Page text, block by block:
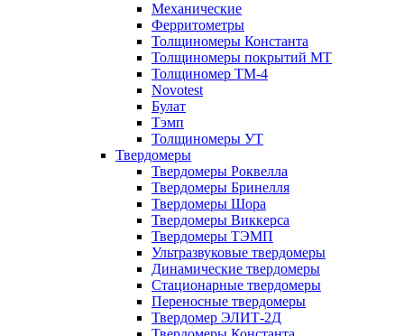
Механические
Ферритометры
Толщиномеры Константа
Толщиномеры покрытий МТ
Толщиномер ТМ-4
Novotest
Булат
Тэмп
Толщиномеры УТ
Твердомеры
Твердомеры Роквелла
Твердомеры Бринелля
Твердомеры Шора
Твердомеры Виккерса
Твердомеры ТЭМП
Ультразвуковые твердомеры
Динамические твердомеры
Стационарные твердомеры
Переносные твердомеры
Твердомер ЭЛИТ-2Д